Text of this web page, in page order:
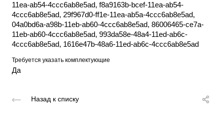
11ea-ab54-4ccc6ab8e5ad, f8a9163b-bcef-11ea-ab54-
4ccc6ab8e5ad, 29f967d0-ff1e-11ea-ab5a-4ccc6ab8e5ad,
04a0bd6a-a98b-11eb-ab60-4ccc6ab8e5ad, 86006465-ce7a-
11eb-ab60-4ccc6ab8e5ad, 993da58e-48a4-11ed-ab6c-
4ccc6ab8e5ad, 1616e47b-48a6-11ed-ab6c-4ccc6ab8e5ad
Требуется указать комплектующие
Да
Назад к списку